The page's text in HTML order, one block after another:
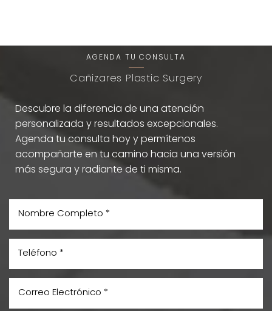
AGENDA TU CONSULTA
Cañizares Plastic Surgery
Descubre la diferencia de una atención
personalizada y resultados excepcionales.
Agenda tu consulta hoy y permítenos
acompañarte en tu camino hacia una versión
más segura y radiante de ti misma.
Aa